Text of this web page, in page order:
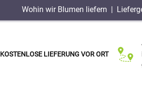
Wohin wir Blumen liefern |
KOSTENLOSE LIEFERUNG VOR ORT
Lieferung am selben Tag möglich
Wählen Sie Ihr Lieferdatum